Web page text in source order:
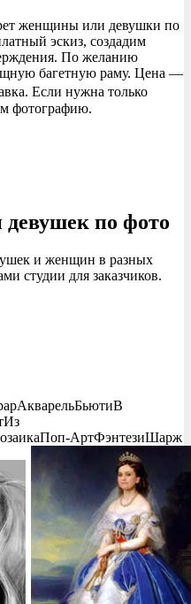
женщины или девушки по
эскиз, создадим
По желанию
багетную раму. Цена —
Если нужна только
фотографию.
по фото
и женщин в разных
студии для заказчиков.
АкварельБьютиВ
Из
Поп-АртФэнтезиШарж